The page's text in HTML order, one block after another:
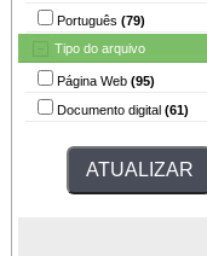
Português (79)
Tipo do arquivo
Página Web (95)
Documento digital (61)